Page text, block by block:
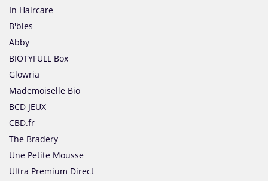
In Haircare
B'bies
Abby
BIOTYFULL Box
Glowria
Mademoiselle Bio
BCD JEUX
CBD.fr
The Bradery
Une Petite Mousse
Ultra Premium Direct